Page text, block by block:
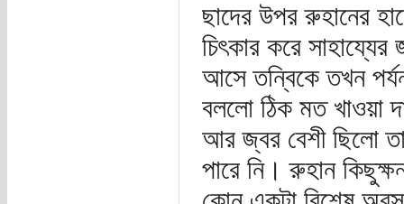
ছাদের উপর রুহানের
চিৎকার করে
আসে তন্বিকে তখন
বললো ঠিক মত খাওয়া
আর জ্বর বেশী ছিলো
পারে নি। রুহান